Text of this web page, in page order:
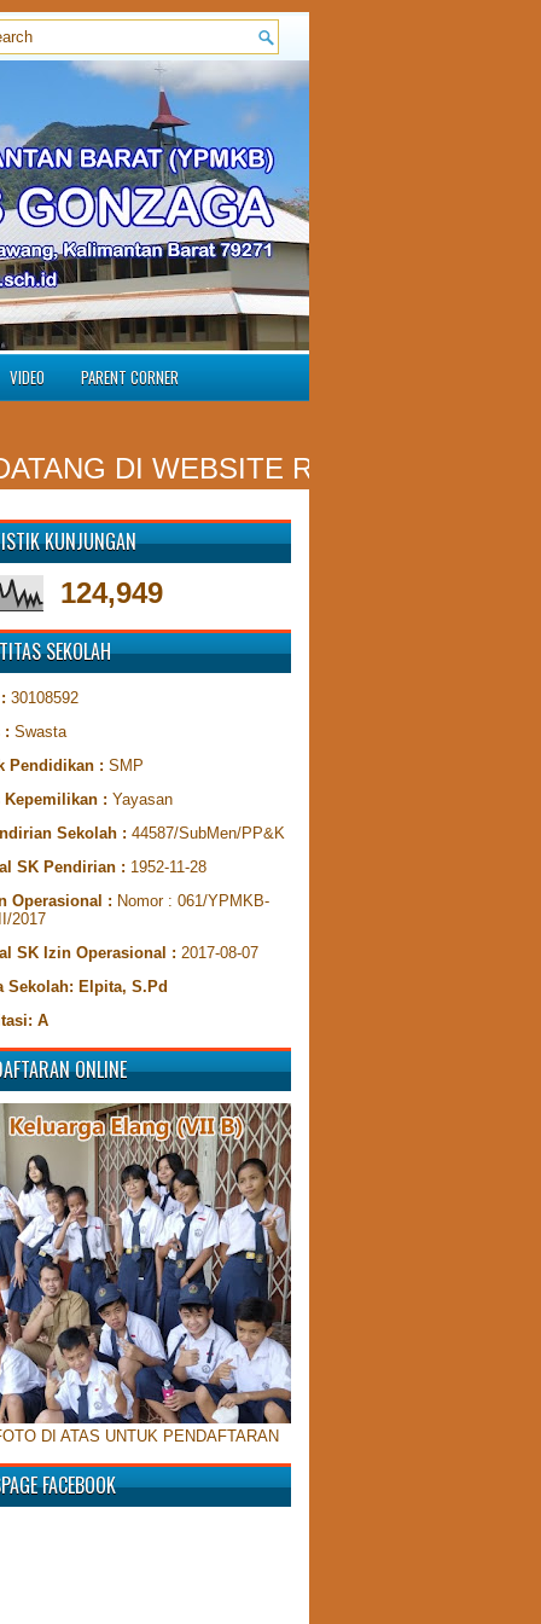
VIDEO PARENT CORNER
DI WEBSITE RESMI SMP ST.
KUNJUNGAN
124,949
SEKOLAH
30108592
: Swasta
Pendidikan : SMP
Kepemilikan : Yayasan
Sekolah : 44587/SubMen/PP&K
SK Pendirian : 1952-11-28
Operasional : Nomor : 061/YPMKB-
2017
SK Izin Operasional : 2017-08-07
Sekolah: Elpita, S.Pd
A
ONLINE
DI ATAS UNTUK PENDAFTARAN
FACEBOOK